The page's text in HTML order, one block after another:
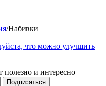
/Набивки
что можно улучшить
полезно и интересно
Подписаться